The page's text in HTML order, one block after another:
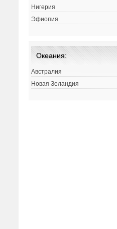
Нигерия
Эфиопия
Океания:
Австралия
Новая Зеландия